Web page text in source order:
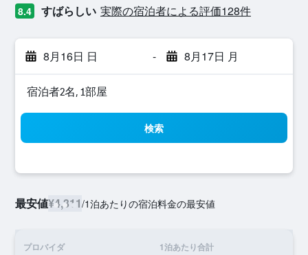
8.4 すばらしい 実際の宿泊者による評価128​件
8月16日 日 - 8月17日 月
宿泊者2名, 1​部屋
検索
最安値¥4,311/1泊あたりの宿泊料金の最安値
プロバイダ 1泊あたり合計